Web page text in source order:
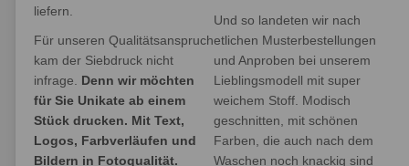
liefern.
Für unseren Qualitätsanspruch
kam der Siebdruck nicht
infrage. Denn wir möchten
für Sie Unikate ab einem
Stück drucken. Mit Text,
Logos, Farbverläufen und
Bildern in Fotoqualität.
Und so landeten wir nach
etlichen Musterbestellungen
und Anproben bei unserem
Lieblingsmodell mit super
weichem Stoff. Modisch
geschnitten, mit schönen
Farben, die auch nach dem
Waschen noch knackig sind